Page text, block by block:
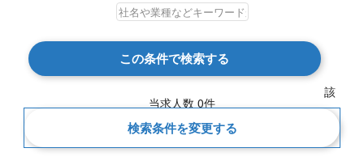
この条件で検索する
該
当求人数 0件
検索条件を変更する
新着順